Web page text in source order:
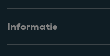
Informatie